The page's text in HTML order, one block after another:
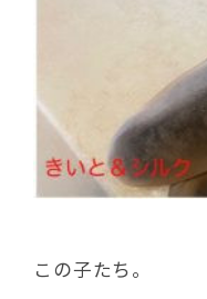
この子たち。